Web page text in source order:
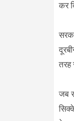
कर
तरह
जब